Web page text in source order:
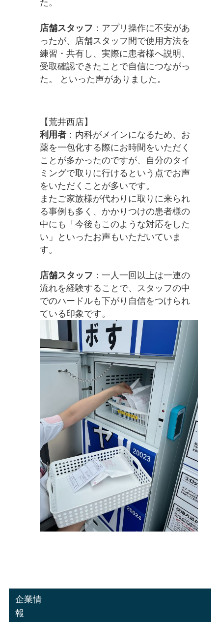
た。
店舗スタッフ ：アプリ操作に不安があ
ったが、店舗スタッフ間で使用方法を
練習・共有し、実際に患者様へ説明、
受取確認できたことで自信につながっ
た。 といった声がありました。
【荒井西店】
利用者：内科がメインになるため、お
薬を一包化する際にお時間をいただく
ことが多かったのですが、自分のタイ
ミングで取りに行けるという点でお声
をいただくことが多いです。
またご家族様が代わりに取りに来られ
る事例も多く、かかりつけの患者様の
中にも「今後もこのような対応をした
い」といったお声もいただいていま
す。
店舗スタッフ ：一人一回以上は一連の
流れを経験することで、スタッフの中
でのハードルも下がり自信をつけられ
ている印象です。
企業情
報